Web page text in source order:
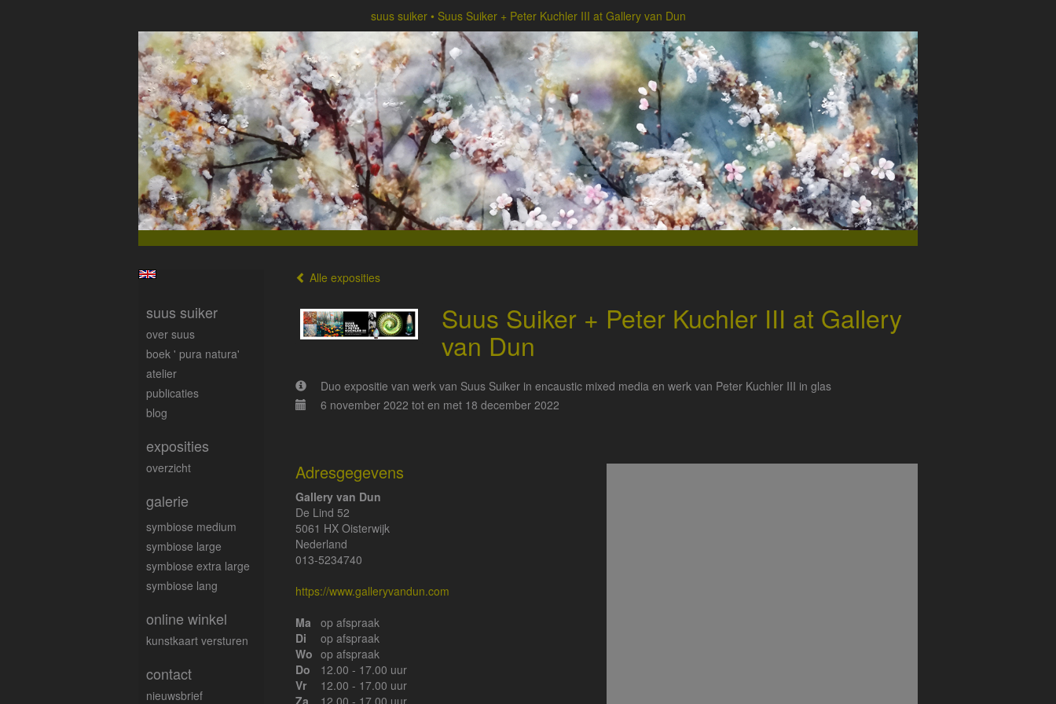
suus suiker Suus Suiker + Peter Kuchler III at Gallery van Dun
Alle exposities
Suus Suiker + Peter Kuchler III at Gallery
van Dun
Duo expositie van werk van Suus Suiker in encaustic mixed media en werk van Peter Kuchler III in glas
6 november 2022 tot en met 18 december 2022
Adresgegevens
Gallery van Dun
De Lind 52
5061 HX Oisterwijk
Nederland
013-5234740
https://www.galleryvandun.com
Ma
op afspraak
Di
op afspraak
Wo op afspraak
Do
12.00 - 17.00 uur
Vr
12.00 - 17.00 uur
Za
12.00 - 17.00 uur
suus suiker
over suus
boek ' pura natura'
atelier
publicaties
blog
exposities
overzicht
galerie
symbiose medium
symbiose large
symbiose extra large
symbiose lang
online winkel
kunstkaart versturen
contact
nieuwsbrief